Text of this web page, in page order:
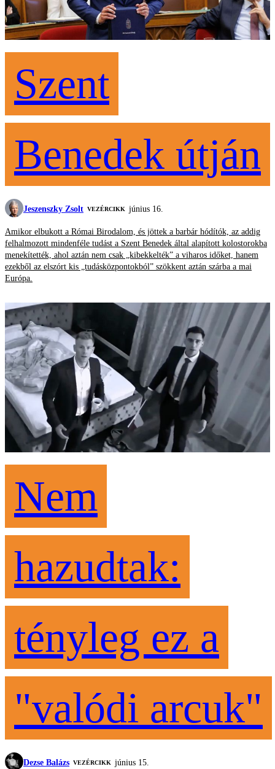
Szent
Benedek útján
Jeszenszky Zsolt VEZÉRCIKK június 16.
Amikor elbukott a Római Birodalom, és jöttek a barbár hódítók, az addig
felhalmozott mindenféle tudást a Szent Benedek által alapított kolostorokba
menekítették, ahol aztán nem csak „kibekkelték” a viharos időket, hanem
ezekből az elszórt kis „tudásközpontokból” szökkent aztán szárba a mai
Európa.
Nem
hazudtak:
tényleg ez a
"valódi arcuk"
Dezse Balázs VEZÉRCIKK június 15.